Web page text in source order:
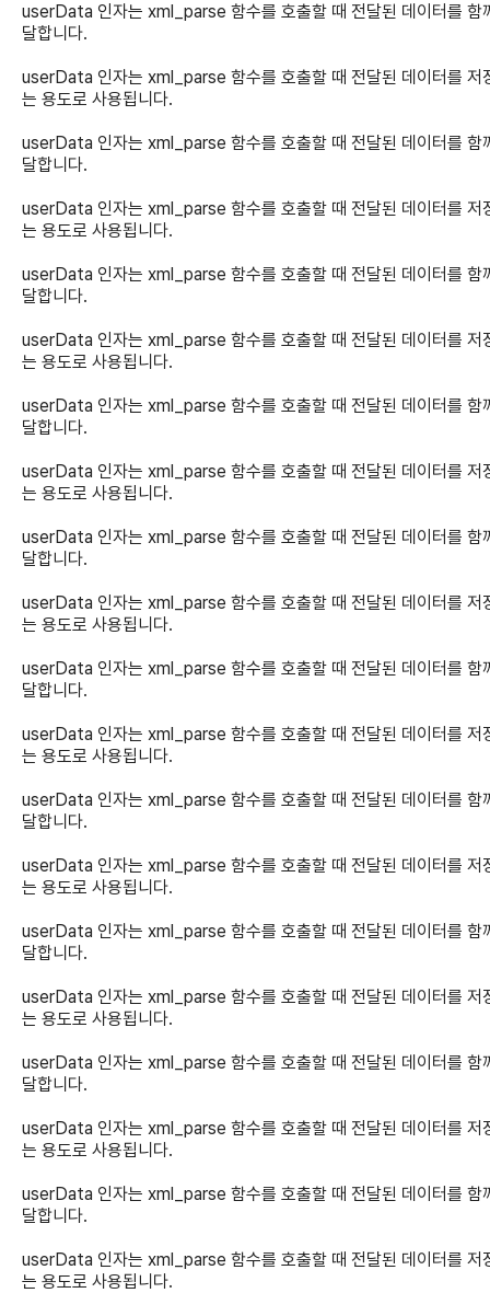
userData 인자는 xml_parse 함수를 호출할 때 전달된 데이터를 함
달합니다.
userData 인자는 xml_parse 함수를 호출할 때 전달된 데이터를 저
는 용도로 사용됩니다.
userData 인자는 xml_parse 함수를 호출할 때 전달된 데이터를 함
달합니다.
userData 인자는 xml_parse 함수를 호출할 때 전달된 데이터를 저
는 용도로 사용됩니다.
userData 인자는 xml_parse 함수를 호출할 때 전달된 데이터를 함
달합니다.
userData 인자는 xml_parse 함수를 호출할 때 전달된 데이터를 저
는 용도로 사용됩니다.
userData 인자는 xml_parse 함수를 호출할 때 전달된 데이터를 함
달합니다.
userData 인자는 xml_parse 함수를 호출할 때 전달된 데이터를 저
는 용도로 사용됩니다.
userData 인자는 xml_parse 함수를 호출할 때 전달된 데이터를 함
달합니다.
userData 인자는 xml_parse 함수를 호출할 때 전달된 데이터를 저
는 용도로 사용됩니다.
userData 인자는 xml_parse 함수를 호출할 때 전달된 데이터를 함
달합니다.
userData 인자는 xml_parse 함수를 호출할 때 전달된 데이터를 저
는 용도로 사용됩니다.
userData 인자는 xml_parse 함수를 호출할 때 전달된 데이터를 함
달합니다.
userData 인자는 xml_parse 함수를 호출할 때 전달된 데이터를 저
는 용도로 사용됩니다.
userData 인자는 xml_parse 함수를 호출할 때 전달된 데이터를 함
달합니다.
userData 인자는 xml_parse 함수를 호출할 때 전달된 데이터를 저
는 용도로 사용됩니다.
userData 인자는 xml_parse 함수를 호출할 때 전달된 데이터를 함
달합니다.
userData 인자는 xml_parse 함수를 호출할 때 전달된 데이터를 저
는 용도로 사용됩니다.
userData 인자는 xml_parse 함수를 호출할 때 전달된 데이터를 함
달합니다.
userData 인자는 xml_parse 함수를 호출할 때 전달된 데이터를 저
는 용도로 사용됩니다.